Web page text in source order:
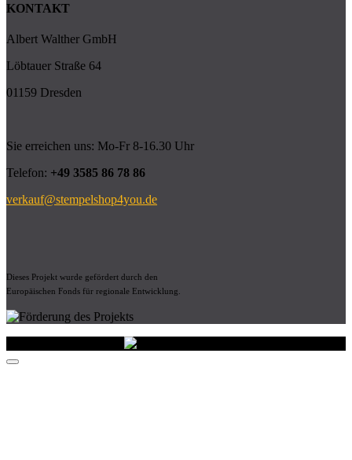
KONTAKT
Albert Walther GmbH
Löbtauer Straße 64
01159 Dresden
Sie erreichen uns: Mo-Fr 8-16.30 Uhr
Telefon: +49 3585 86 78 86
verkauf@stempelshop4you.de
Dieses Projekt wurde gefördert durch den
Europäischen Fonds für regionale Entwicklung.